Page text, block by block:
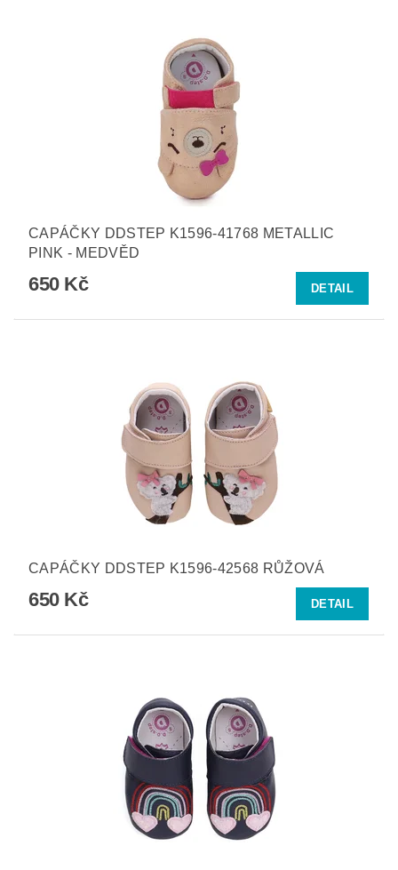
CAPÁČKY DDSTEP K1596-41768 METALLIC
PINK - MEDVĚD
650 Kč DETAIL
CAPÁČKY DDSTEP K1596-42568 RŮŽOVÁ
650 Kč DETAIL